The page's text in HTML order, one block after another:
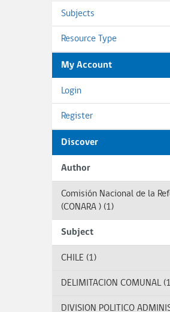
Subjects
Resource Type
My Account
Login
Register
Discover
Author
Comisión Nacional de la
(CONARA ) (1)
Subject
CHILE (1)
DELIMITACION COMUNAL
DIVISION POLITICO